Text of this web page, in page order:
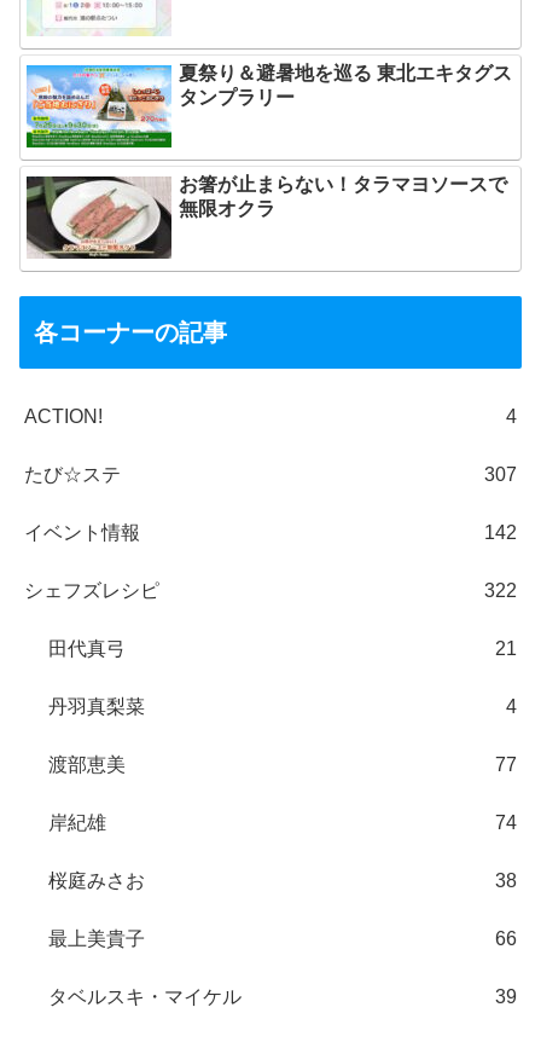
夏祭り＆避暑地を巡る 東北エキタグス
タンプラリー
お箸が止まらない！タラマヨソースで
無限オクラ
各コーナーの記事
ACTION! 4
たび☆ステ 307
イベント情報 142
シェフズレシピ 322
田代真弓 21
丹羽真梨菜 4
渡部恵美 77
岸紀雄 74
桜庭みさお 38
最上美貴子 66
タベルスキ・マイケル 39